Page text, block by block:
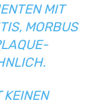
MIT
MORBUS
KEINEN